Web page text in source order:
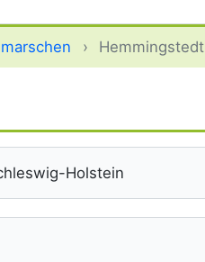
› Hemmingstedt
Holstein